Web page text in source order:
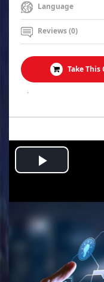
Language
Reviews (0)
Take This
.
Play
Video